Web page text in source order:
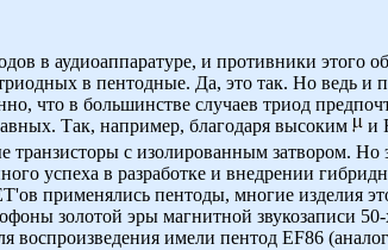
в аудиоаппаратуре, и противники этого
в пентодные. Да, это так. Но ведь и
что в большинстве случаев триод
Так, например, благодаря высоким
и
транзисторы с изолированным затвором.
успеха в разработке и внедрении
применялись пентоды, многие изделия
золотой эры магнитной звукозаписи
воспроизведения имели пентод EF86